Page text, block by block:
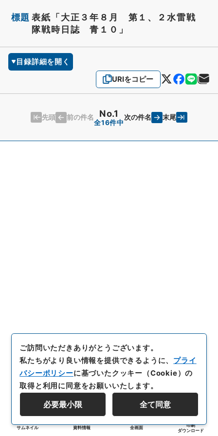
標題 表紙「大正３年８月 第１、２水雷戦
隊戦時日誌 青１０」
目録詳細を開く
URIをコピー
先頭 前の件名 No.1
全16件中
次の件名 末尾
サムネイル 資料情報 全画面
印刷
ダウンロード
ご訪問いただきありがとうございます。
私たちがより良い情報を提供できるように、 プライ
バシーポリシーに基づいたクッキー（Cookie）の
取得と利用に同意をお願いいたします。
必要最小限 全て同意